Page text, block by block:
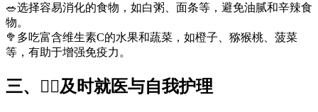
🥗选择容易消化的食物，如白粥、面条等，避免油腻和辛辣食
物。
🥦多吃富含维生素C的水果和蔬菜，如橙子、猕猴桃、菠菜
等，有助于增强免疫力。
三、👩‍⚕️及时就医与自我护理